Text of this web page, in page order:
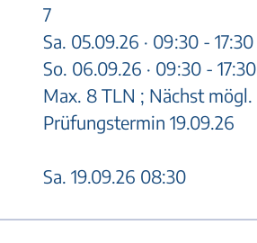
7
Sa. 05.09.26 · 09:30 - 17:30
So. 06.09.26 · 09:30 - 17:30
Max. 8 TLN ; Nächst mögl.
Prüfungstermin 19.09.26
Sa. 19.09.26 08:30